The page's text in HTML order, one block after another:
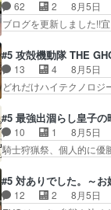
城に乗り込む事を同…
とは？！もう来週…
にしたくないものです
のベリルが好きだけど
ーベルボアが暴れてる
を言いすぎとゆーか言
只者じゃなかったかベリ
62 2
8月5日
ブログを更新しました
ゥーアの唯一の手駒が
て完全にご褒美回ゼー
ニャが後方指揮だと展
無料ガチャ”100連で
ばならぬ」って言葉に
て参謀本部の連携が…
グ今週の『有能な…
#5 攻殻機動隊 THE
13 4
8月5日
どれだけハイテクノロ
コマだいぶ理性持ち始
んだのもう何年も前な
汚職を突き止めるべく
号はどこの部分で使う
primevideoで視聴しま
ス』を含む押井・神山
#5 最強出涸らし皇子の
10 1
8月5日
騎士狩猟祭、個人的に
ナがチートすぎる笑ア
ット・ウィズ展開アツ
ろかタイトル通り麦茶
#5 対ありでした。～
12 2
8月5日